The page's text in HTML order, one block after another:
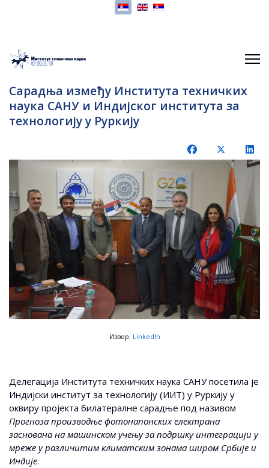
Изаберите ваш језик
Сарадња између Института техничких
наука САНУ и Индијског института за
технологију у Руркију
Извор: LinkedIn
Делегација Института техничких наука САНУ посетила је
Индијски институт за технологију (ИИТ) у Руркију у
оквиру пројекта билатералне сарадње под називом
Прогноза производње фотонапонских електрана
заснована на машинском учењу за подршку интеграцији у
мреже у различитим климатским зонама широм Србије и
Индије.